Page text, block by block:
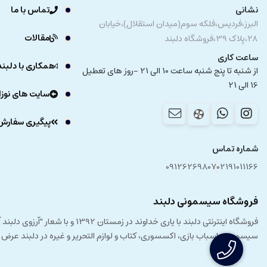
نشانی
البرز،فردیس،فلکه سوم(میدان استقلال)،خیابان
28،پلاک 39،فروشگاه دلبند
ساعت کاری
از شنبه تا پنج شنبه ساعت 10 الی 21 -روز های تعطیل
16 الی 21
شماره تماس
02191011166
09126269807
تماس با ما
مقالات
همکاری با
سایت های
پیگیری
فروشگاه سیسمونی دلبند
فروشگاه اینترنتی دلبند
سیسمونی، اسباب بازی، اکسسوری، کتاب و لوازم التحریر و غیره در دلبند عرض